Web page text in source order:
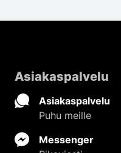
Asiakaspalvelu
Asiakaspalvelu
Puhu meille
Messenger